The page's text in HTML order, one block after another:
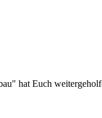
hat Euch